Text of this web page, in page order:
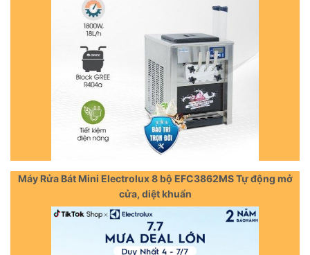
Máy Rửa Bát Mini Electrolux 8 bộ EFC3862MS Tự động mở
cửa, diệt khuẩn